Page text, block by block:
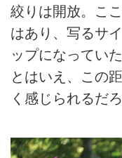
絞りは開放。こ
はあり、写るサ
ップになってい
とはいえ、この
く感じられるだろ